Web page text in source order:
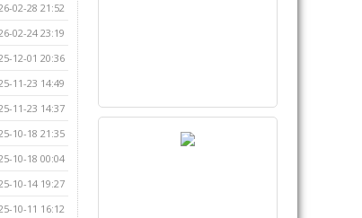
02-28 21:52
02-24 23:19
12-01 20:36
11-23 14:49
11-23 14:37
10-18 21:35
10-18 00:04
10-14 19:27
10-11 16:12